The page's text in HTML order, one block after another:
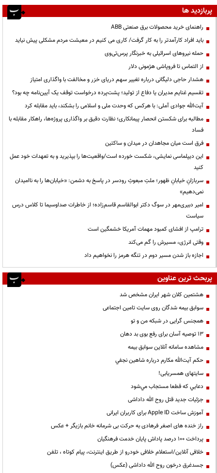
پربازدید ها
راهنمای خرید محصولات برق صنعتی ABB
باید افراد کارآمدتر را به کار گرفت/ کاری می کنیم در معیشت مردم مشکلی پیش نیاید
حمله نیروهای اسرائیلی به خبرنگار پرس‌تی‌وی
از التماس تا فروپاشی هژمونی دلار
هشدار حاجی دلیگانی درباره تغییر سهم دریای خزر و مخالفت با واگذاری امتیاز
تقسیم غنایم مدیران یا دفاع از تولید؛ پشت‌پرده درخواست توقف یک آیین‌نامه چه بود؟
آیت‌الله جوادی آملی: با هرکس که وحدت ملی و اسلامی را بشکند، باید مقابله کرد
مطالبه برای شکستن انحصار پیمانکاری؛ نظارت دقیق بر واگذاری پروژه‌ها، راهکار مقابله با
فساد
فرق است میان مجاهدان در میدان و ساکتین
این دیپلماسی نمایشی، شکست خورده است/واقعیت‌ها را بپذیرید و به تعهدات خود عمل
کنید
سربازانِ خیابانِ ظهور؛ ملتِ مبعوثِ رودسر در پاسخ به دشمن: «خیابان‌ها را به ناامیدان
نمی‌دهیم»
امیر دبیری‌مهر در سوگ دکتر ابوالقاسم قاسم‌زاده؛ از خاطرات صداوسیما تا کلاس درس
سیاست
ترامپ از افشای کمبود مهمات آمریکا خشمگین است
وقتی انرژی، مسیرش را گم می‌کند
اجازه باز شدن مسیر دوم در تنگه هرمز را نخواهیم داد
پربحث ترین عناوین
هشتمین کلان شهر ایران مشخص شد
سوابق بیمه شدگان روی سایت تامین اجتماعی
همجنس گرایی در شبکه من و تو
13 توصیه آسان برای رفع بوی بد دهان
مشاهده سامانه آنلاين سوابق بیمه
حكم آيت‌الله مكارم درباره شاهين نجفي
سایتهای همسریابی!
دعايي كه قطعا مستجاب مي‌شود
جزئیات جدید قتل روح الله داداشی
آموزش ساخت Apple ID برای کاربران ایرانی
راز خنده های اصغر فرهادی به حرکت بی شرمانه خانم بازیگر + عکس
پرداخت ۱۰۰ درصد پاداش پایان خدمت فرهنگیان
خلافی آنلاین/استعلام خلافی خودرو از طریق اینترنت، پیام کوتاه ، تلفن
جسدغرق درخون روح الله داداشی (عکس)